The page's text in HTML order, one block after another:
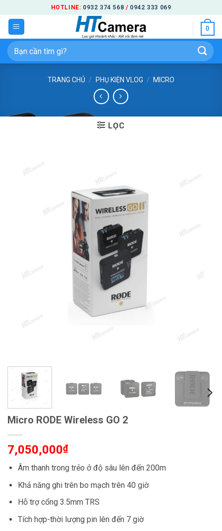
qua
nội
dung
HOTLINE: 0932 374 568 / 0942 333 069
0
Tìm
kiếm:
TRANG CHỦ / PHỤ KIỆN VLOG / MICRO
LỌC
Micro RODE Wireless GO 2
7,050,000₫
Âm thanh trong trẻo ở độ sâu lên đến 200m
Khả năng ghi trên bo mạch trên 40 giờ
Hỗ trợ cổng 3.5mm TRS
Tích hợp-thời lượng pin lên đến 7 giờ